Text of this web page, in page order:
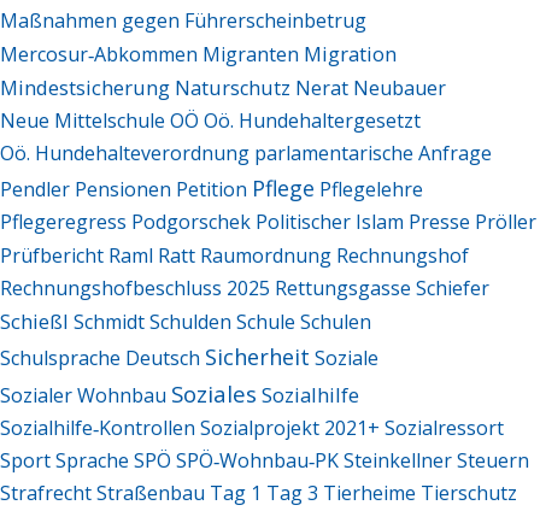
Maßnahmen gegen Führerscheinbetrug
Mercosur‑Abkommen Migranten Migration
Mindestsicherung Naturschutz Nerat Neubauer
Neue Mittelschule OÖ Oö. Hundehaltergesetzt
Oö. Hundehalteverordnung parlamentarische Anfrage
Pendler Pensionen Petition Pflege Pflegelehre
Pflegeregress Podgorschek Politischer Islam Presse Pröller
Prüfbericht Raml Ratt Raumordnung Rechnungshof
Rechnungshofbeschluss 2025 Rettungsgasse Schiefer
Schießl SchmidtSchulden Schule Schulen
Schulsprache Deutsch Sicherheit Soziale
Sozialer Wohnbau Soziales Sozialhilfe
Sozialhilfe‑Kontrollen Sozialprojekt 2021+ Sozialressort
SportSprache SPÖ SPÖ‑Wohnbau‑PKSteinkellnerSteuern
StrafrechtStraßenbau Tag 1 Tag 3 Tierheime Tierschutz